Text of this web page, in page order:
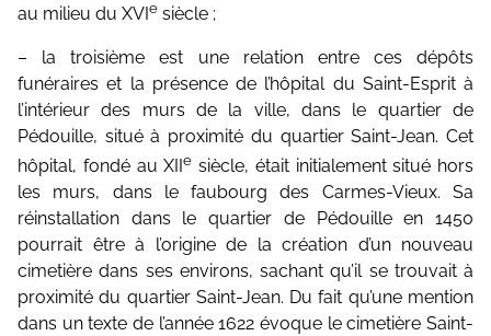
au milieu du XVIe siècle ;
– la troisième est une relation entre ces dépôts
funéraires et la présence de l’hôpital du Saint-Esprit à
l’intérieur des murs de la ville, dans le quartier de
Pédouille, situé à proximité du quartier Saint-Jean. Cet
hôpital, fondé au XIIe siècle, était initialement situé hors
les murs, dans le faubourg des Carmes-Vieux. Sa
réinstallation dans le quartier de Pédouille en 1450
pourrait être à l’origine de la création d’un nouveau
cimetière dans ses environs, sachant qu’il se trouvait à
proximité du quartier Saint-Jean. Du fait qu’une mention
dans un texte de l’année 1622 évoque le cimetière Saint-